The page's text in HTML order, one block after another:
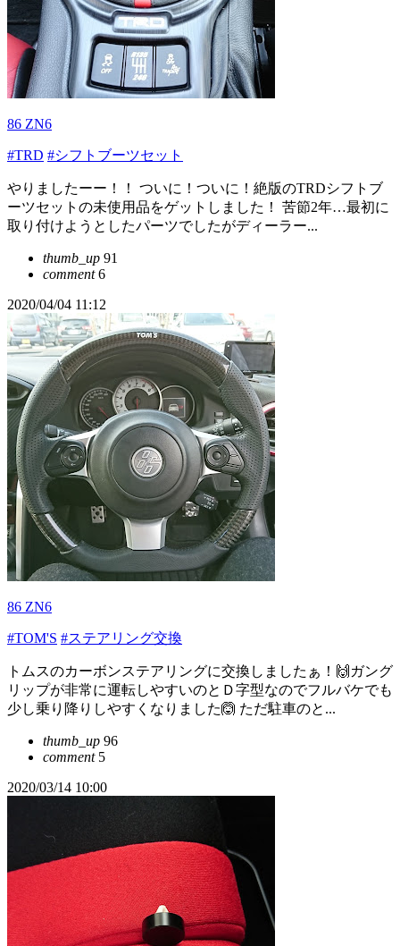
86 ZN6
#TRD #シフトブーツセット
やりましたーー！！ ついに！ついに！絶版のTRDシフトブ
ーツセットの未使用品をゲットしました！ 苦節2年…最初に
取り付けようとしたパーツでしたがディーラー...
thumb_up 91
comment6
2020/04/04 11:12
86 ZN6
#TOM'S #ステアリング交換
トムスのカーボンステアリングに交換しましたぁ！🙌ガング
リップが非常に運転しやすいのとＤ字型なのでフルバケでも
少し乗り降りしやすくなりました🙆 ただ駐車のと...
thumb_up 96
comment5
2020/03/14 10:00